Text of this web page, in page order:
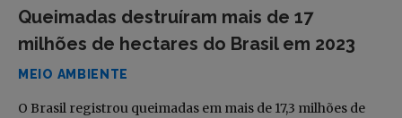
Queimadas destruíram mais de 17
milhões de hectares do Brasil em 2023
MEIO AMBIENTE
O Brasil registrou queimadas em mais de 17,3 milhões de